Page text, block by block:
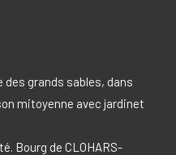
des grands sables, dans
mitoyenne avec jardinet
Bourg de CLOHARS-